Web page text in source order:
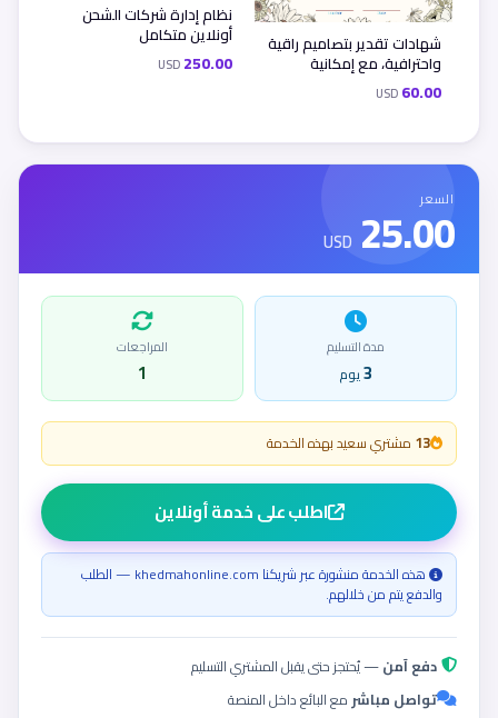
شهادات تقدير بتصاميم راقية
واحترافية، مع إمكانية
تخصيص الأسماء والشعارات
بما يناسب احتياجكم.
60.00
USD
نظام إدارة شركات الشحن
أونلاين متكامل
250.00
USD
السعر
25.00
USD
مدة التسليم
3 يوم
المراجعات
1
13 مشتري سعيد بهذه الخدمة
اطلب على خدمة أونلاين
هذه الخدمة منشورة عبر شريكنا khedmahonline.com — الطلب
والدفع يتم من خلالهم.
دفع آمن— يُحتجز حتى يقبل المشتري التسليم
تواصل مباشرمع البائع داخل المنصة